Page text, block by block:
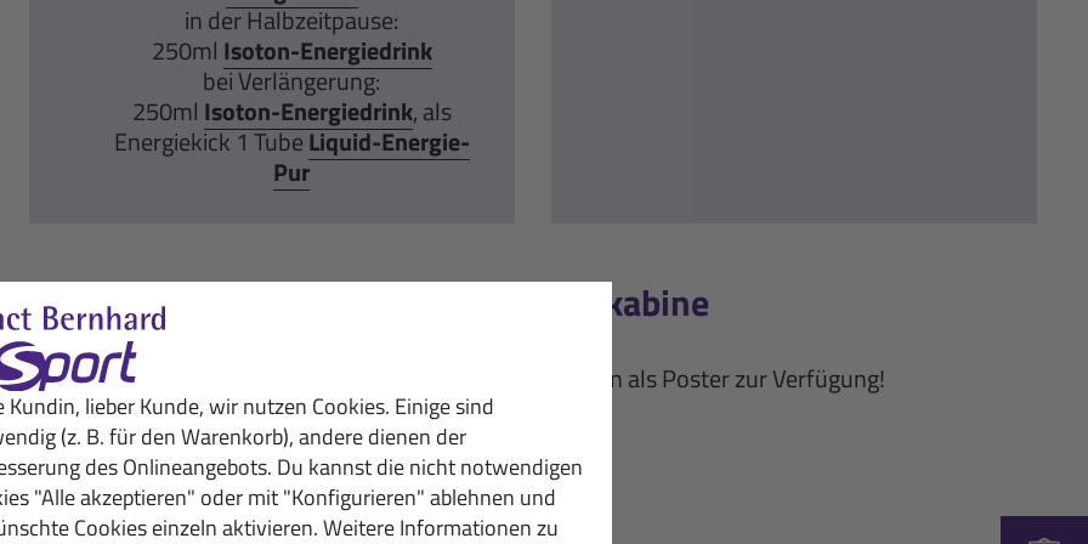
Kundin, lieber Kunde, wir nutzen Cookies. Einige sind
(z. B. für den Warenkorb), andere dienen der
des Onlineangebots. Du kannst die nicht notwendigen
"Alle akzeptieren" oder mit "Konfigurieren" ablehnen und
Cookies einzeln aktivieren. Weitere Informationen zu
in der Halbzeitpause:
250ml Isoton-Energiedrink
bei Verlängerung:
250ml Isoton-Energiedrink, als
Energiekick 1 TubeLiquid-Energie-
Pur
als Poster für eure Umkleidekabine
für Spieltag und Training stellen wir unseren Kunden als Poster zur Verfügung!
Hier anfragen:bestellung@sanct-bernhard-sport.de